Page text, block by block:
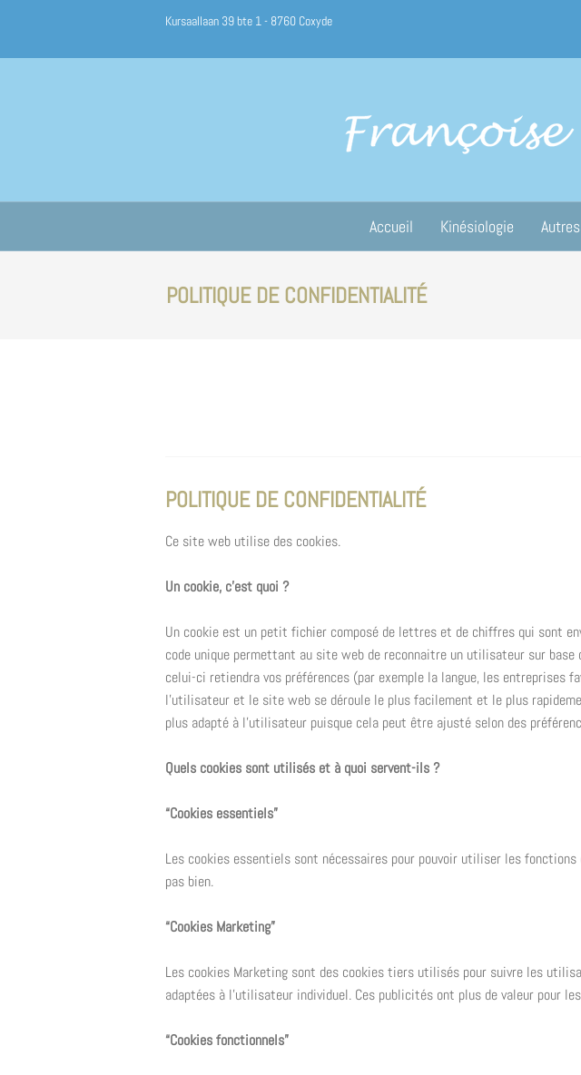
Kursaallaan 39 bte 1 - 8760 Coxyde
Accueil Kinésiologie
POLITIQUE DE CONFIDENTIALITÉ
POLITIQUE DE CONFIDENTIALITÉ
Ce site web utilise des cookies.
Un cookie, c’est quoi ?
Un cookie est un petit fichier composé de lettres et de chiffres qui sont
code unique permettant au site web de reconnaitre un utilisateur sur
celui-ci retiendra vos préférences (par exemple la langue, les entreprises
l’utilisateur et le site web se déroule le plus facilement et le plus
plus adapté à l’utilisateur puisque cela peut être ajusté selon des
Quels cookies sont utilisés et à quoi servent-ils ?
“Cookies essentiels”
Les cookies essentiels sont nécessaires pour pouvoir utiliser les
pas bien.
“Cookies Marketing”
Les cookies Marketing sont des cookies tiers utilisés pour suivre les
adaptées à l’utilisateur individuel. Ces publicités ont plus de valeur pour
“Cookies fonctionnels”